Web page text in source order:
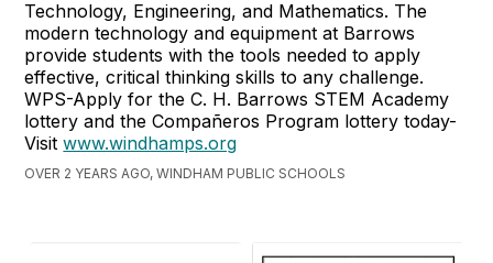
Technology, Engineering, and Mathematics. The
modern technology and equipment at Barrows
provide students with the tools needed to apply
effective, critical thinking skills to any challenge.
WPS-Apply for the C. H. Barrows STEM Academy
lottery and the Compañeros Program lottery today-
Visitwww.windhamps.org
OVER 2 YEARS AGO, WINDHAM PUBLIC SCHOOLS